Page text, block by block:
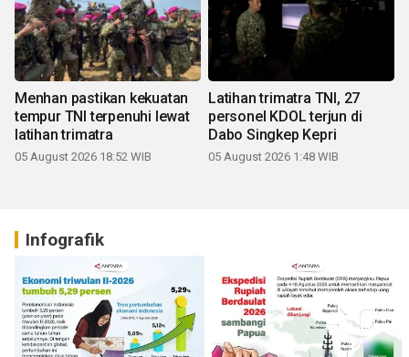
Menhan pastikan kekuatan
tempur TNI terpenuhi lewat
latihan trimatra
05 August 2026 18:52 WIB
Latihan trimatra TNI, 27
personel KDOL terjun di
Dabo Singkep Kepri
05 August 2026 1:48 WIB
Infografik